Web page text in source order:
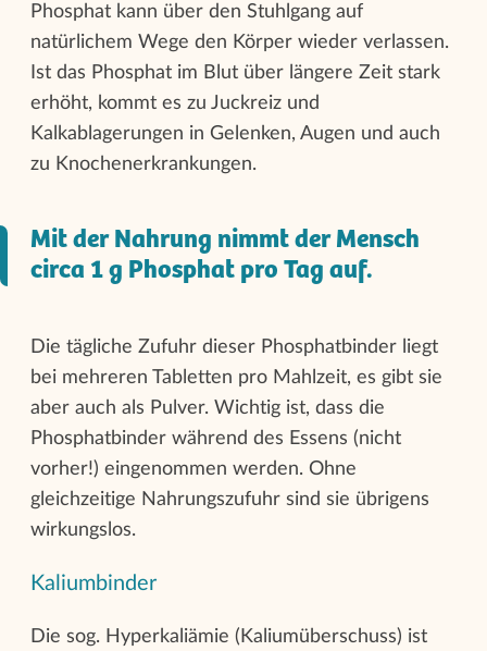
Phosphat kann über den Stuhlgang auf
natürlichem Wege den Körper wieder verlassen.
Ist das Phosphat im Blut über längere Zeit stark
erhöht, kommt es zu Juckreiz und
Kalkablagerungen in Gelenken, Augen und auch
zu Knochenerkrankungen.
Mit der Nahrung nimmt der Mensch
circa 1 g Phosphat pro Tag auf.
Die tägliche Zufuhr dieser Phosphatbinder liegt
bei mehreren Tabletten pro Mahlzeit, es gibt sie
aber auch als Pulver. Wichtig ist, dass die
Phosphatbinder während des Essens (nicht
vorher!) eingenommen werden. Ohne
gleichzeitige Nahrungszufuhr sind sie übrigens
wirkungslos.
Kaliumbinder
Die sog. Hyperkaliämie (Kaliumüberschuss) ist